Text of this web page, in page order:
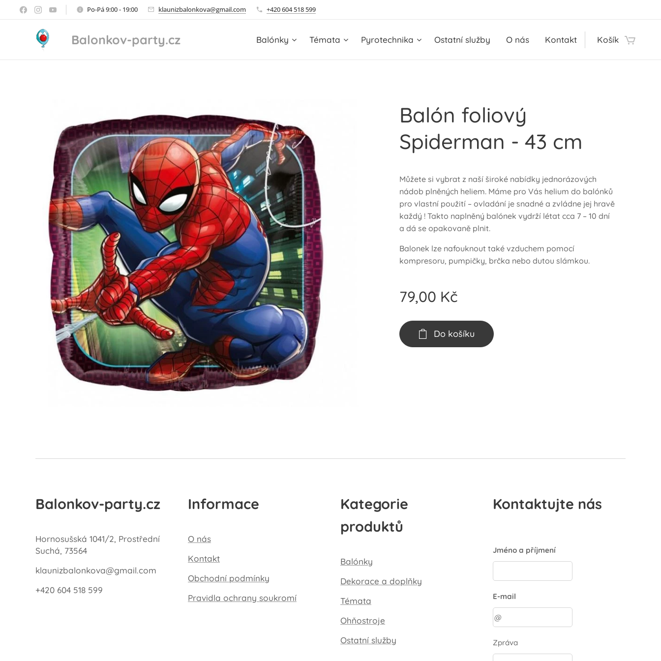
Po-Pá 9:00 - 19:00 klaunizbalonkova@gmail.com +420 604 518 599
Balonkov-party.cz Balónky Témata Pyrotechnika Ostatní služby O nás Kontakt Košík
Balón foliový
Spiderman - 43 cm
Můžete si vybrat z naší široké nabídky jednorázových
nádob plněných heliem. Máme pro Vás helium do balónků
pro vlastní použití – ovladání je snadné a zvládne jej hravě
každý ! Takto naplněný balónek vydrží létat cca 7 – 10 dní
a dá se opakovaně plnit.
Balonek lze nafouknout také vzduchem pomocí
kompresoru, pumpičky, brčka nebo dutou slámkou.
79,00 Kč
Do košíku
Balonkov-party.cz
Hornosušská 1041/2, Prostřední
Suchá, 73564
klaunizbalonkova@gmail.com
+420 604 518 599
Informace
O nás
Kontakt
Obchodní podmínky
Pravidla ochrany soukromí
Kategorie
produktů
Balónky
Dekorace a doplňky
Témata
Ohňostroje
Ostatní služby
Kontaktujte nás
Jméno a příjmení
E-mail
Zpráva